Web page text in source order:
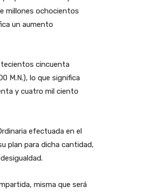
millones ochocientos
un aumento
cincuenta
M.N.), lo que significa
y cuatro mil ciento
efectuada en el
plan para dicha cantidad,
misma que será